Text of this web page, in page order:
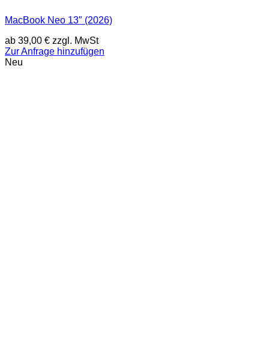
MacBook Neo 13″ (2026)
ab 39,00 € zzgl. MwSt
Zur Anfrage hinzufügen
Neu